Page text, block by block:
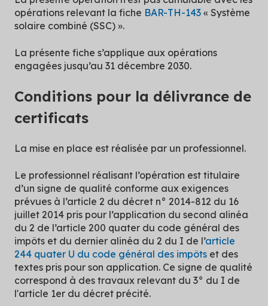
opérations relevant la fiche BAR-TH-143 « Système
solaire combiné (SSC) ».
La présente fiche s’applique aux opérations
engagées jusqu’au 31 décembre 2030.
Conditions pour la délivrance de
certificats
La mise en place est réalisée par un professionnel.
Le professionnel réalisant l’opération est titulaire
d’un signe de qualité conforme aux exigences
prévues à l’article 2 du décret n° 2014-812 du 16
juillet 2014 pris pour l’application du second alinéa
du 2 de l’article 200 quater du code général des
impôts et du dernier alinéa du 2 du I de l’article
244 quater U du code général des impôts et des
textes pris pour son application. Ce signe de qualité
correspond à des travaux relevant du 3° du I de
l'article 1er du décret précité.